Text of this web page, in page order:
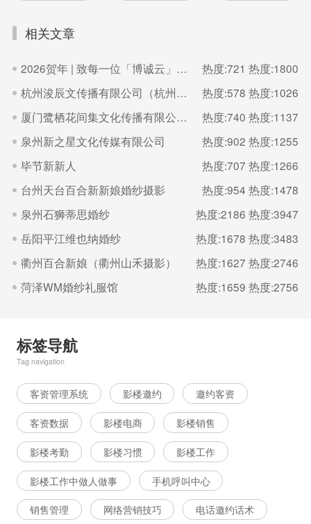
相关文章
2026贺年 | 致每一位「博诚云」的家人 热度:721 热度:1800
杭州浚辰文传播有限公司（杭州无界影像空间）
热度:578 热度:1026
厦门鹭栖花间集文化传播有限公司（福建厦门良辰集摄影）
热度:740 热度:1137
泉州新之星文化传媒有限公司
热度:902 热度:1255
毕节新新人
热度:707 热度:1266
台州天台百合新新娘婚纱摄影
热度:954 热度:1478
泉州石狮蒂思婚纱
热度:2186 热度:3947
岳阳平江维也纳婚纱
热度:1678 热度:3483
衢州百合新娘（衢州山禾摄影）
热度:1627 热度:2746
菏泽WM婚纱礼服馆
热度:1659 热度:2756
标签导航
Tag navigation
客资管理系统 影楼邀约 邀约客资
客资数据 影楼电商 影楼销售
影楼考勤 影楼习惯 影楼工作
影楼工作中做人做事 手机呼叫中心
销售管理 网络营销技巧 电话邀约话术